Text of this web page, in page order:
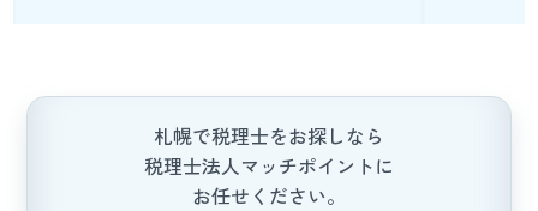
札幌で税理士をお探しなら
税理士法人マッチポイントに
お任せください。